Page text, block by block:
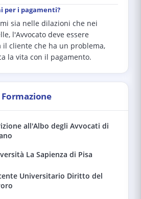
per i pagamenti?
sia nelle dilazioni che nei
l'Avvocato deve essere
il cliente che ha un problema,
la vita con il pagamento.
Formazione
all'Albo degli Avvocati di
La Sapienza di Pisa
Universitario Diritto del